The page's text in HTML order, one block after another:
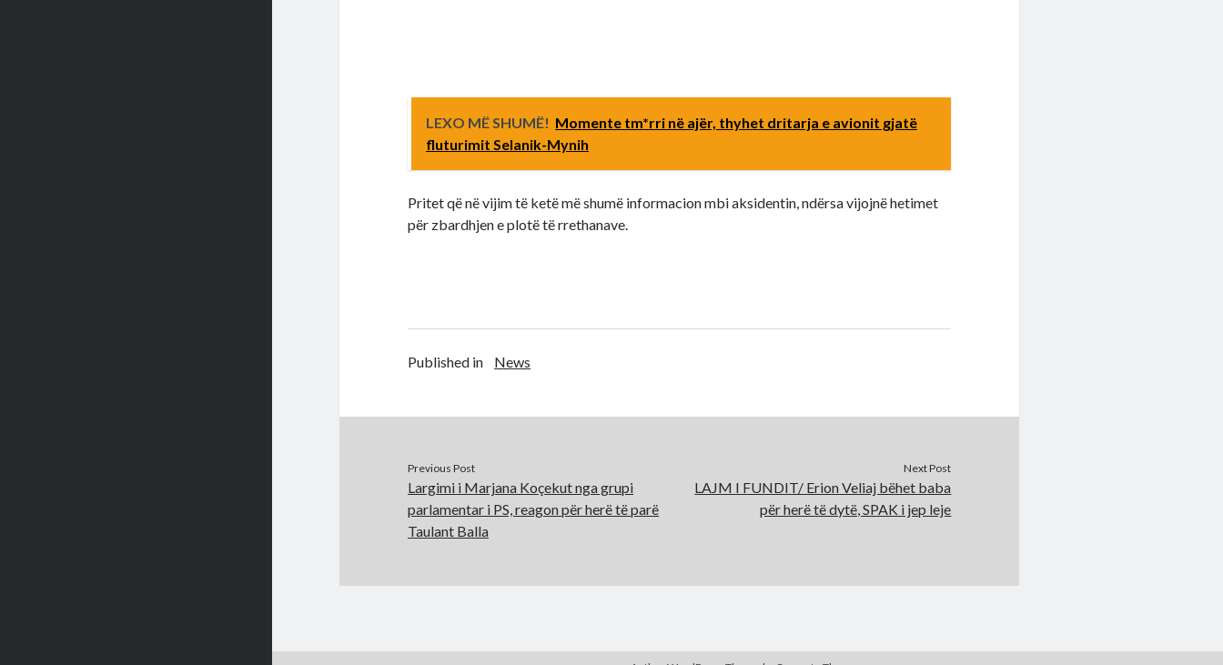
LEXO MË SHUMË! Momente tm*rri në ajër, thyhet dritarja e avionit gjatë
fluturimit Selanik-Mynih
Pritet që në vijim të ketë më shumë informacion mbi aksidentin, ndërsa vijojnë hetimet
për zbardhjen e plotë të rrethanave.
Published in News
Previous Post
Largimi i Marjana Koçekut nga grupi
parlamentar i PS, reagon për herë të parë
Taulant Balla
Next Post
LAJM I FUNDIT/ Erion Veliaj bëhet baba
për herë të dytë, SPAK i jep leje